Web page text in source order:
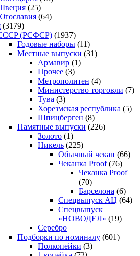
(25)
(64)
(3179)
(РСФСР) (1937)
Годовые наборы (11)
Местные выпуски (31)
Армавир (1)
Прочее (3)
Метрополитен (4)
Министерство торговли (7)
Тува (3)
Хорезмская республика (5)
Шпицберген (8)
Памятные выпуски (226)
Золото (1)
Никель (225)
Обычный чекан (66)
Чеканка Proof(76)
Чеканка Proof
(70)
Барселона (6)
Спецвыпуск АЦ (64)
Спецвыпуск
«НОВОДЕЛ» (19)
Серебро
Подборки по номиналу (601)
Полкопейки (3)